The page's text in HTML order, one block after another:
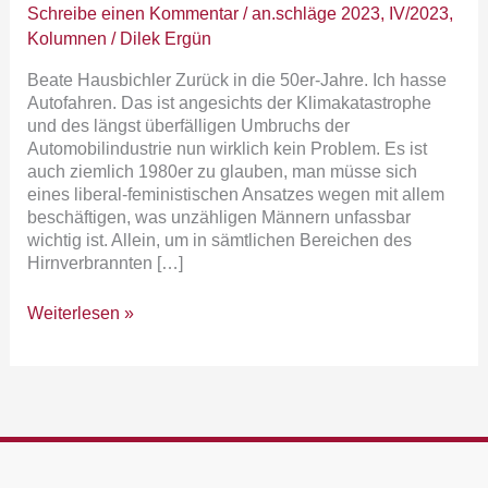
Schreibe einen Kommentar /an.schläge 2023, IV/2023,
Kolumnen / Dilek Ergün
Beate Hausbichler Zurück in die 50er-Jahre. Ich hasse
Autofahren. Das ist angesichts der Klimakatastrophe
und des längst überfälligen Umbruchs der
Automobilindustrie nun wirklich kein Problem. Es ist
auch ziemlich 1980er zu glauben, man müsse sich
eines liberal-feministischen Ansatzes wegen mit allem
beschäftigen, was unzähligen Männern unfassbar
wichtig ist. Allein, um in sämtlichen Bereichen des
Hirnverbrannten […]
Weiterlesen »